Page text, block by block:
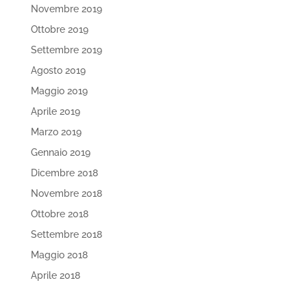
Novembre 2019
Ottobre 2019
Settembre 2019
Agosto 2019
Maggio 2019
Aprile 2019
Marzo 2019
Gennaio 2019
Dicembre 2018
Novembre 2018
Ottobre 2018
Settembre 2018
Maggio 2018
Aprile 2018